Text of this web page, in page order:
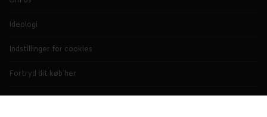
Ideologi
Indstillinger for cookies
Fortryd dit køb her